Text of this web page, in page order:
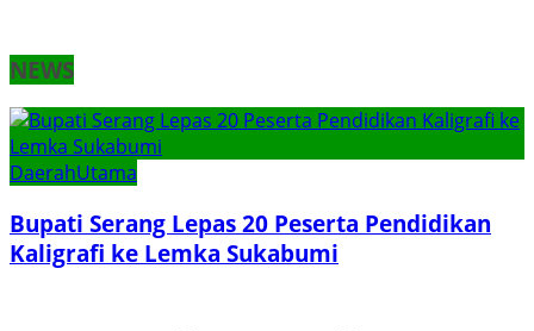
NEWS
DaerahUtama
Bupati Serang Lepas 20 Peserta Pendidikan
Kaligrafi ke Lemka Sukabumi